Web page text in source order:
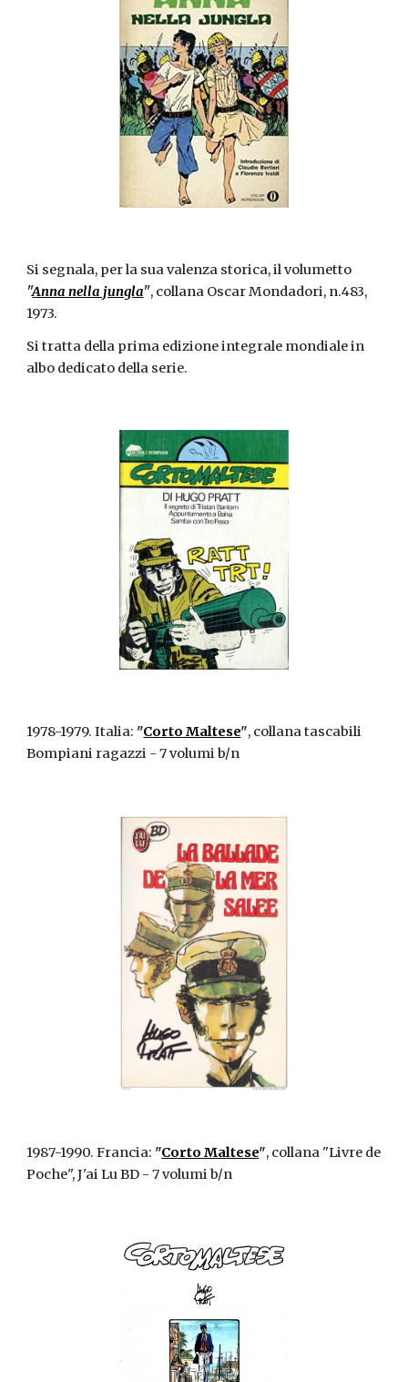
Si segnala, per la sua valenza storica, il volumetto
"Anna nella jungla", collana Oscar Mondadori, n.483,
1973.
Si tratta della prima edizione integrale mondiale in
albo dedicato della serie.
1978-1979. Italia: "Corto Maltese", collana tascabili
Bompiani ragazzi - 7 volumi b/n
1987-1990. Francia: "Corto Maltese", collana "Livre de
Poche", J'ai Lu BD - 7 volumi b/n